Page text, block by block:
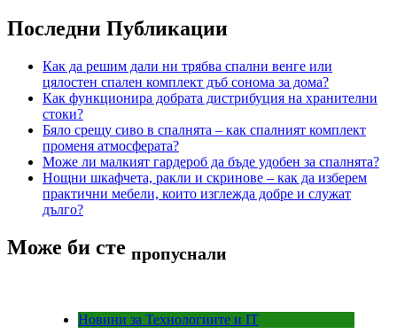
Последни Публикации
Как да решим дали ни трябва спални венге или
цялостен спален комплект дъб сонома за дома?
Как функционира добрата дистрибуция на хранителни
стоки?
Бяло срещу сиво в спалнята – как спалният комплект
променя атмосферата?
Може ли малкият гардероб да бъде удобен за спалнята?
Нощни шкафчета, ракли и скринове – как да изберем
практични мебели, които изглежда добре и служат
дълго?
Може би сте пропуснали
Новини за Технологиите и IT